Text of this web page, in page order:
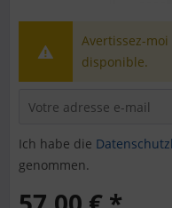
Avertissez-
disponible.
Ich habe die
genommen.